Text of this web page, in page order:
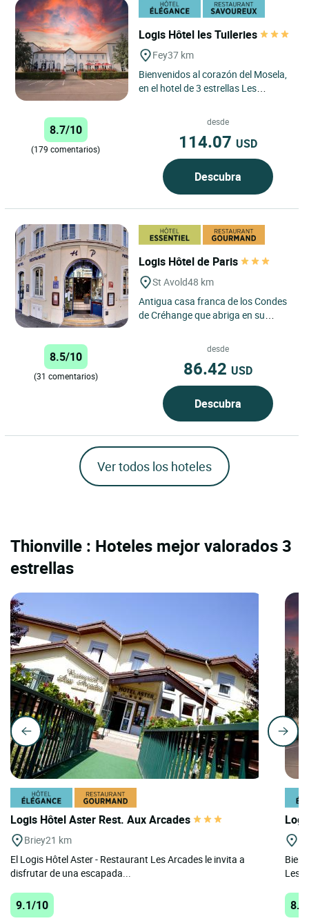
Logis Hôtel les Tuileries
Fey37 km
Bienvenidos al corazón del Mosela,
en el hotel de 3 estrellas Les
cerca de Luxemburgo,...
8.7/10
(179 comentarios)
desde
114.07 USD
Descubra
Logis Hôtel de Paris
St Avold48 km
Antigua casa franca de los Condes
de Créhange que abriga en su
de Créhange, edificada...
8.5/10
(31 comentarios)
desde
86.42 USD
Descubra
Ver todos los hoteles
Thionville : Hoteles mejor valorados 3
estrellas
Logis Hôtel Aster Rest. Aux Arcades
Briey21 km
El Logis Hôtel Aster - Restaurant Les Arcades le invita a
disfrutar de una escapada...
9.1/10
Les